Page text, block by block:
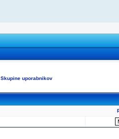
Skupine uporabnikov